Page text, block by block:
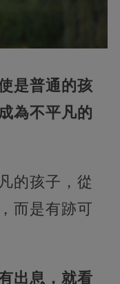
是普通的孩
為不平凡的
的孩子，從
而是有跡可
出息，就看